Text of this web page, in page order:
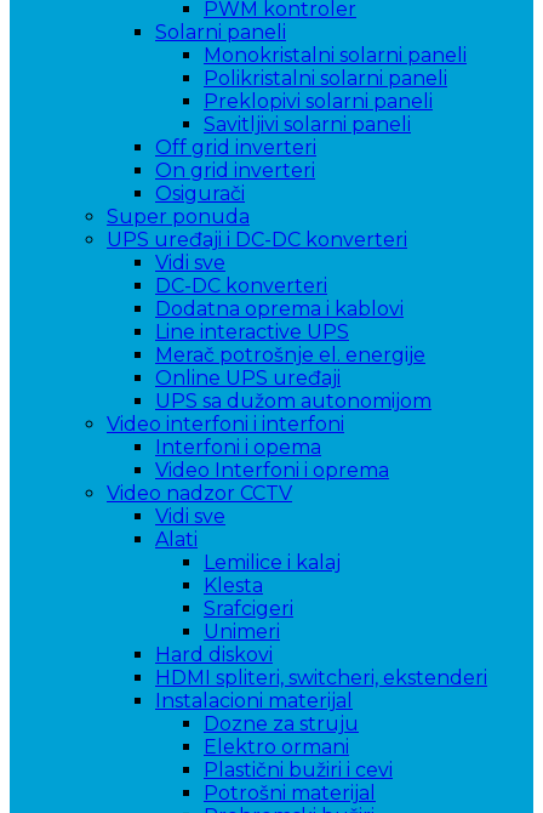
PWM kontroler
Solarni paneli
Monokristalni solarni paneli
Polikristalni solarni paneli
Preklopivi solarni paneli
Savitljivi solarni paneli
Off grid inverteri
On grid inverteri
Osigurači
Super ponuda
UPS uređaji i DC-DC konverteri
Vidi sve
DC-DC konverteri
Dodatna oprema i kablovi
Line interactive UPS
Merač potrošnje el. energije
Online UPS uređaji
UPS sa dužom autonomijom
Video interfoni i interfoni
Interfoni i opema
Video Interfoni i oprema
Video nadzor CCTV
Vidi sve
Alati
Lemilice i kalaj
Klesta
Srafcigeri
Unimeri
Hard diskovi
HDMI spliteri, switcheri, ekstenderi
Instalacioni materijal
Dozne za struju
Elektro ormani
Plastični bužiri i cevi
Potrošni materijal